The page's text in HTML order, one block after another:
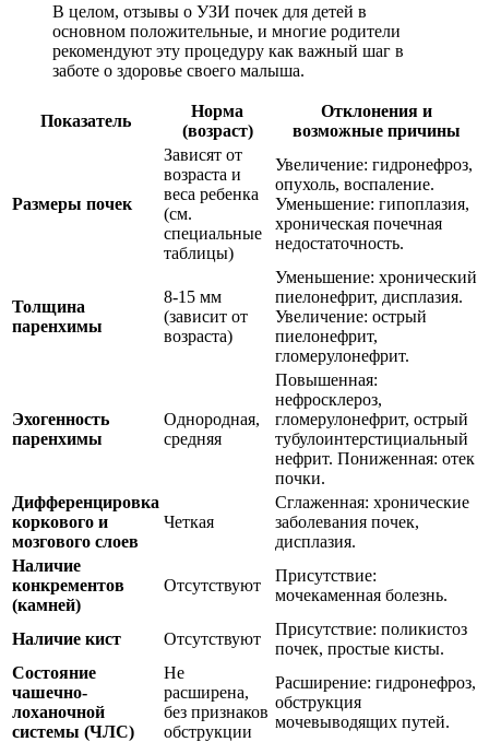
В целом, отзывы о УЗИ почек для детей в
основном положительные, и многие родители
рекомендуют эту процедуру как важный шаг в
заботе о здоровье своего малыша.
Показатель
Норма
(возраст)
Отклонения и
возможные причины
Размеры почек
Зависят от
возраста и
веса ребенка
(см.
специальные
таблицы)
Увеличение: гидронефроз,
опухоль, воспаление.
Уменьшение: гипоплазия,
хроническая почечная
недостаточность.
Толщина
паренхимы
8-15 мм
(зависит от
возраста)
Уменьшение: хронический
пиелонефрит, дисплазия.
Увеличение: острый
пиелонефрит,
гломерулонефрит.
Эхогенность
паренхимы
Однородная,
средняя
Повышенная:
нефросклероз,
гломерулонефрит, острый
тубулоинтерстициальный
нефрит. Пониженная: отек
почки.
Дифференцировка
коркового и
мозгового слоев
Четкая
Сглаженная: хронические
заболевания почек,
дисплазия.
Наличие
конкрементов
(камней)
Отсутствуют
Присутствие:
мочекаменная болезнь.
Наличие кист Отсутствуют
Присутствие: поликистоз
почек, простые кисты.
Состояние
чашечно-
лоханочной
системы (ЧЛС)
Не
расширена,
без признаков
обструкции
Расширение: гидронефроз,
обструкция
мочевыводящих путей.